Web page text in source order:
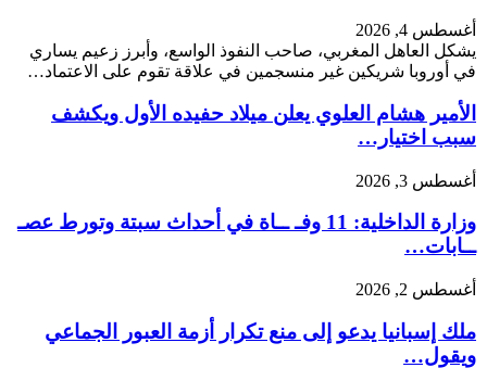
أغسطس 4, 2026
يشكل العاهل المغربي، صاحب النفوذ الواسع، وأبرز زعيم يساري
في أوروبا شريكين غير منسجمين في علاقة تقوم على الاعتماد…
الأمير هشام العلوي يعلن ميلاد حفيده الأول ويكشف
سبب اختيار…
أغسطس 3, 2026
وزارة الداخلية: 11 وفـ ــاة في أحداث سبتة وتورط عصـ
ــابات…
أغسطس 2, 2026
ملك إسبانيا يدعو إلى منع تكرار أزمة العبور الجماعي
ويقول…